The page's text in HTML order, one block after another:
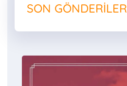
SON GÖNDERILER